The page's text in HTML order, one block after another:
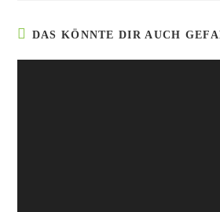
DAS KÖNNTE DIR AUCH